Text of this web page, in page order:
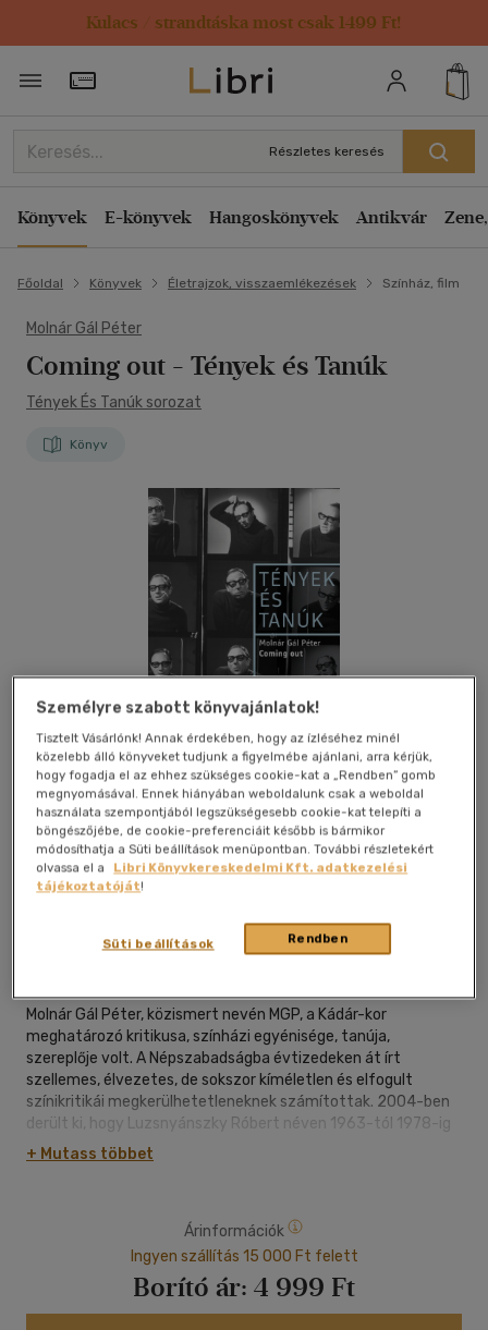
Kulacs / strandtáska most csak 1499 Ft!
Törzsvásárlói Kártya adatai
Részletes keresés
Könyvek E-könyvek Hangoskönyvek Antikvár
Főoldal Könyvek Életrajzok, visszaemlékezések Színház, film
Molnár Gál Péter
Coming out - Tények és Tanúk
Tények És Tanúk sorozat
Könyv
Kívánságlistához adom Megosztom
Magvető Kft.|2020|magyar nyelvű |keménytábla,
Molnár Gál Péter, közismert nevén MGP, a Kádár-kor
meghatározó kritikusa, színházi egyénisége, tanúja,
szereplője volt. A Népszabadságba évtizedeken át írt
szellemes, élvezetes, de sokszor kíméletlen és elfogult
színikritikái megkerülhetetleneknek számítottak. 2004-ben
derült ki, hogy Luzsnyánszky Róbert néven 1963-tól 1978-ig
az állambiztonság ügynökeként tevékenykedett. Az eset
megrázta a színházi világot, ő pedig néhány hónap alatt
színes, szórakoztató és tűpontos portrékat közöl
kortársakról, kollégákról, színészekről, rendezőkről, barátokról
és ellenségekről, sokakról azok közül, akikkel hosszú és gazdag
élete során összeakadt. A szöveget keletkezése után végül
mégsem publikálta - most, másfél évtizeddel később,
+ Mutass többet
Árinformációk
Ingyen szállítás 15 000 Ft felett
Borító ár: 4 999 Ft
Személyre szabott könyvajánlatok!
Tisztelt Vásárlónk! Annak érdekében, hogy az ízléséhez minél
közelebb álló könyveket tudjunk a figyelmébe ajánlani, arra kérjük,
hogy fogadja el az ehhez szükséges cookie-kat a „Rendben” gomb
megnyomásával. Ennek hiányában weboldalunk csak a weboldal
használata szempontjából legszükségesebb cookie-kat telepíti a
böngészőjébe, de cookie-preferenciáit később is bármikor
módosíthatja a Süti beállítások menüpontban. További részletekért
olvassa el a
Libri Könyvkereskedelmi Kft. adatkezelési
tájékoztatóját!
Rendben
Süti beállítások